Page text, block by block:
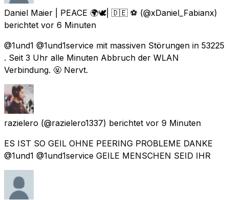
Daniel Maier | PEACE 🌍🕊| 🇩🇪 ⚽️ (@xDaniel_Fabianx)
berichtet vor 6 Minuten
@1und1 @1und1service mit massiven Störungen in 53225
. Seit 3 Uhr alle Minuten Abbruch der WLAN
Verbindung. 🤬 Nervt.
razielero (@razielero1337) berichtet vor 9 Minuten
ES IST SO GEIL OHNE PEERING PROBLEME DANKE
@1und1 @1und1service GEILE MENSCHEN SEID IHR